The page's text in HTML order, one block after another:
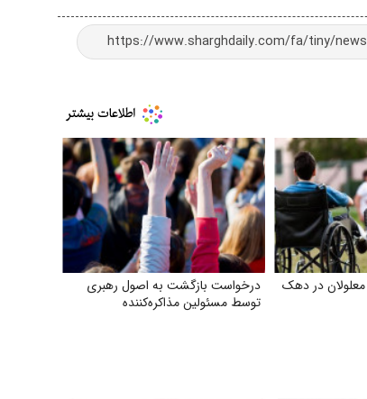
در دهک
درخواست بازگشت به اصول رهبری
توسط مسئولین مذاکره‌کننده